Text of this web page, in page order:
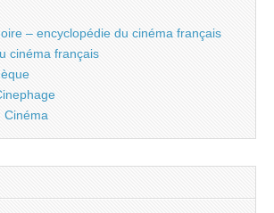
– encyclopédie du cinéma français
cinéma français
Cinéma